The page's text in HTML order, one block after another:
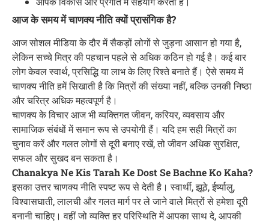
आज के समय में चाणक्य नीति क्यों प्रासंगिक है?
आज सोशल मीडिया के दौर में सैकड़ों लोगों से जुड़ना आसान हो गया है,
लेकिन सच्चे मित्र की पहचान पहले से अधिक कठिन हो गई है। कई बार
लोग केवल स्वार्थ, प्रसिद्धि या लाभ के लिए रिश्ते बनाते हैं। ऐसे समय में
चाणक्य नीति हमें सिखाती है कि मित्रों की संख्या नहीं, बल्कि उनकी निष्ठा
और चरित्र अधिक महत्वपूर्ण है।
चाणक्य के विचार आज भी व्यक्तिगत जीवन, करियर, व्यवसाय और
सामाजिक संबंधों में समान रूप से उपयोगी हैं। यदि हम सही मित्रों का
चुनाव करें और गलत लोगों से दूरी बनाए रखें, तो जीवन अधिक सुरक्षित,
सफल और सुखद बन सकता है।
Chanakya Ne Kis Tarah Ke Dost Se Bachne Ko Kaha?
इसका उत्तर चाणक्य नीति स्पष्ट रूप से देती है। स्वार्थी, झूठे, ईर्ष्यालु,
विश्वासघाती, लालची और गलत मार्ग पर ले जाने वाले मित्रों से हमेशा दूरी
बनानी चाहिए। वहीं जो व्यक्ति हर परिस्थिति में आपका साथ दे, आपकी